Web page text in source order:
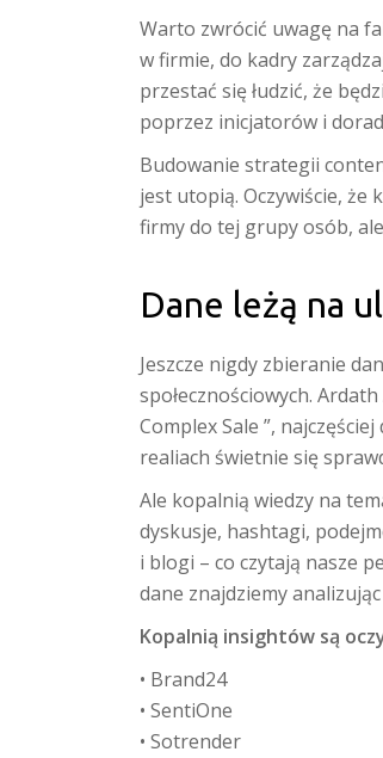
Warto zwrócić uwagę na
w firmie, do kadry
przestać się łudzić, że
poprzez inicjatorów i
Budowanie strategii
jest utopią. Oczywiście, że
firmy do tej grupy osób,
Dane leżą na
Jeszcze nigdy zbieranie
społecznościowych.
Complex Sale ”,
realiach świetnie się
Ale kopalnią wiedzy na
dyskusje, hashtagi,
i blogi – co czytają nasze
dane znajdziemy
Kopalnią insightów są
• Brand24
• SentiOne
• Sotrender